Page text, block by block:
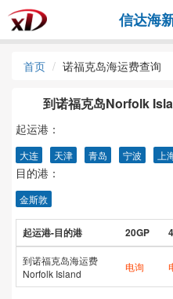
信达海
首页 诺福克岛海运费查询
到诺福克岛Norfolk
起运港：
大连 天津 青岛 宁波 上
目的港：
金斯敦
起运港-目的港 20GP
到诺福克岛海运费
Norfolk Island
电询